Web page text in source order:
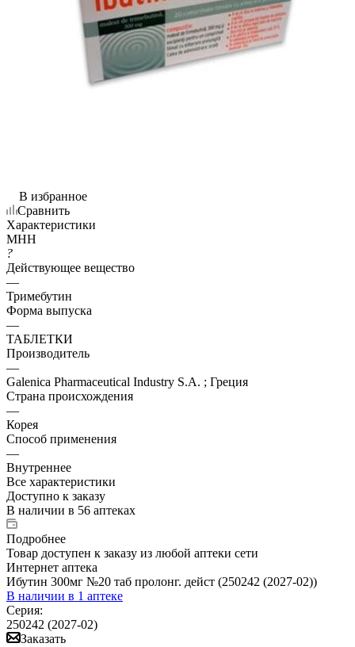
В избранное
Сравнить
Характеристики
МНН
?
Действующее вещество
—
Тримебутин
Форма выпуска
—
ТАБЛЕТКИ
Производитель
—
Galenica Pharmaceutical Industry S.A. ; Греция
Страна происхождения
—
Корея
Способ применения
—
Внутреннее
Все характеристики
Доступно к заказу
В наличии в 56 аптеках
Подробнее
Товар доступен к заказу из любой аптеки сети
Интернет аптека
Ибутин 300мг №20 таб пролонг. дейст (250242 (2027-02))
В наличии в 1 аптеке
Серия:
250242 (2027-02)
Заказать